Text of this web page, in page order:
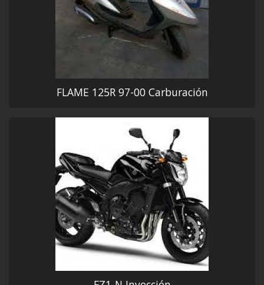
FLAME 125R 97-00 Carburación